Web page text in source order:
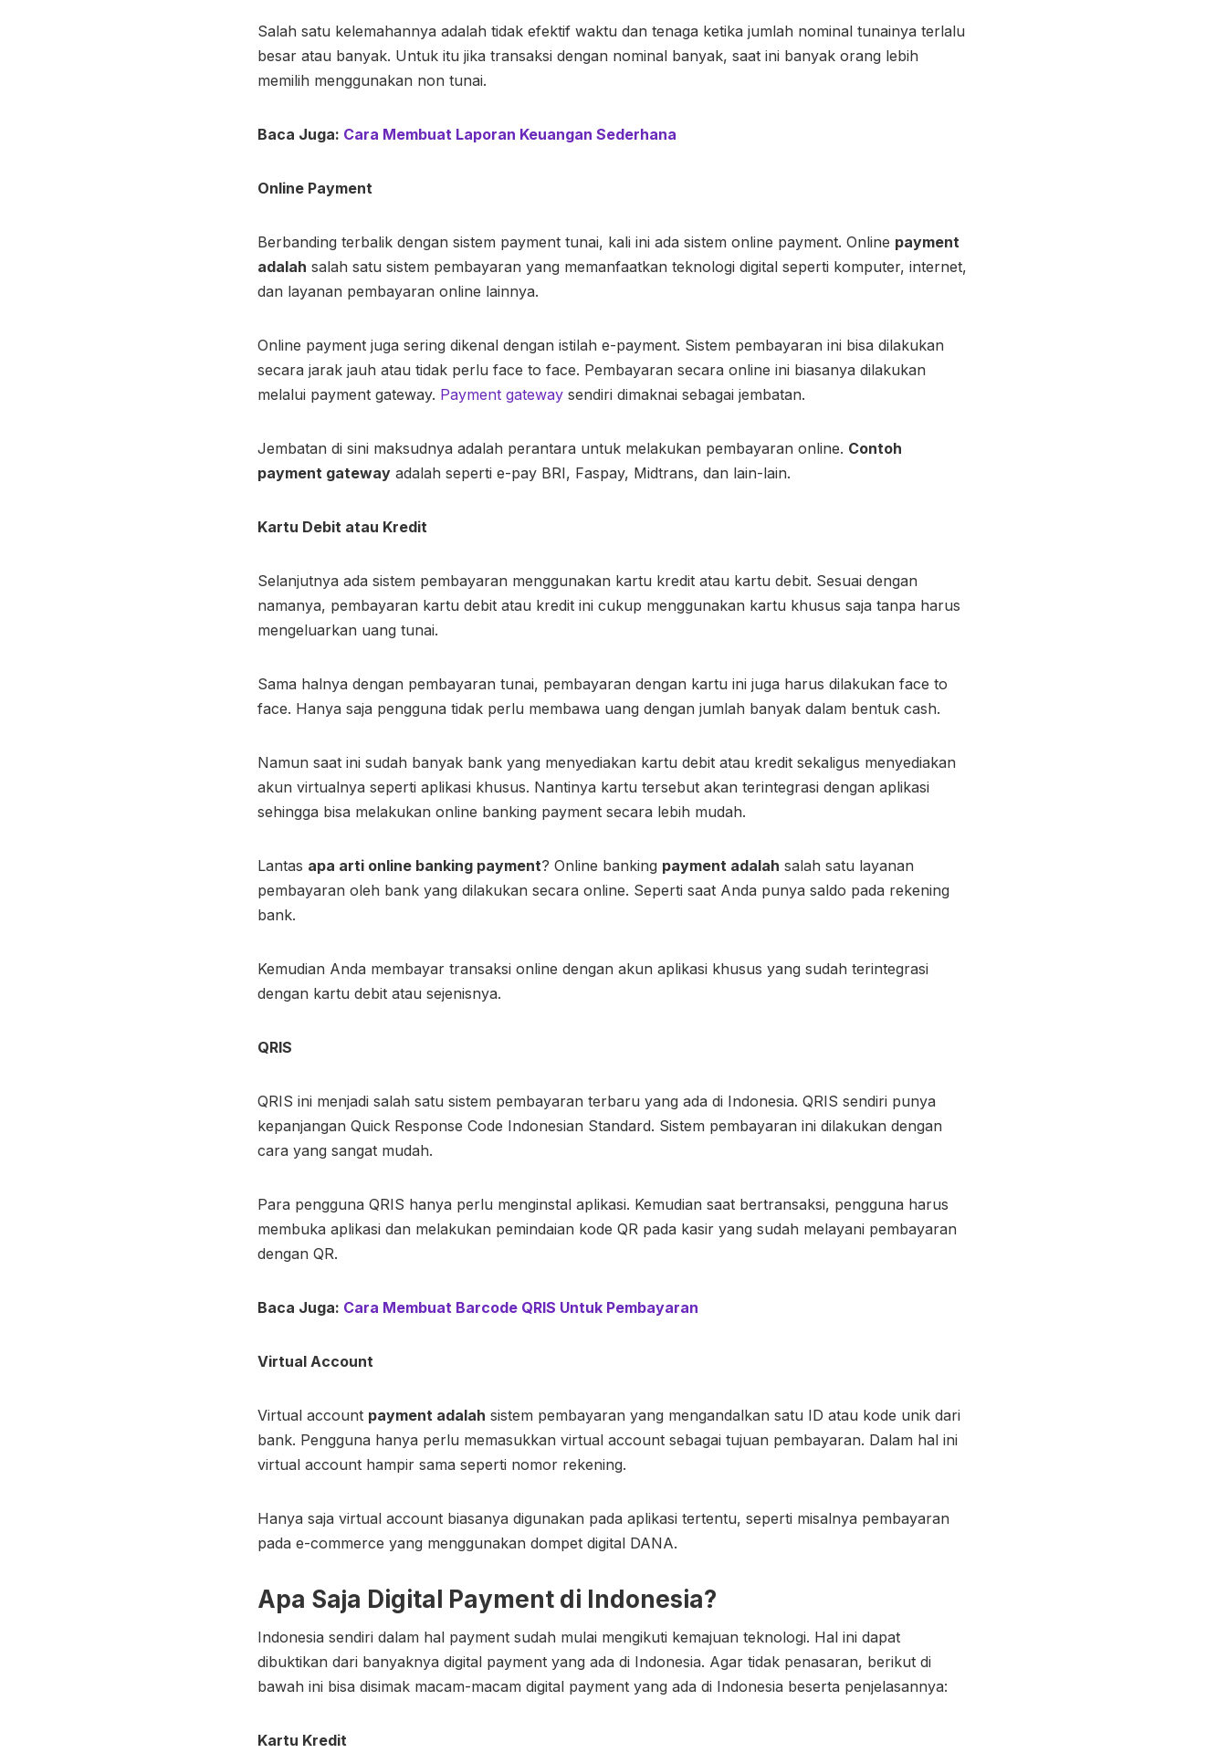
Salah satu kelemahannya adalah tidak efektif waktu dan tenaga ketika jumlah nominal tunainya terlalu
besar atau banyak. Untuk itu jika transaksi dengan nominal banyak, saat ini banyak orang lebih
memilih menggunakan non tunai.
Baca Juga: Cara Membuat Laporan Keuangan Sederhana
Online Payment
Berbanding terbalik dengan sistem payment tunai, kali ini ada sistem online payment. Online payment
adalah salah satu sistem pembayaran yang memanfaatkan teknologi digital seperti komputer, internet,
dan layanan pembayaran online lainnya.
Online payment juga sering dikenal dengan istilah e-payment. Sistem pembayaran ini bisa dilakukan
secara jarak jauh atau tidak perlu face to face. Pembayaran secara online ini biasanya dilakukan
melalui payment gateway. Payment gateway sendiri dimaknai sebagai jembatan.
Jembatan di sini maksudnya adalah perantara untuk melakukan pembayaran online. Contoh
payment gateway adalah seperti e-pay BRI, Faspay, Midtrans, dan lain-lain.
Kartu Debit atau Kredit
Selanjutnya ada sistem pembayaran menggunakan kartu kredit atau kartu debit. Sesuai dengan
namanya, pembayaran kartu debit atau kredit ini cukup menggunakan kartu khusus saja tanpa harus
mengeluarkan uang tunai.
Sama halnya dengan pembayaran tunai, pembayaran dengan kartu ini juga harus dilakukan face to
face. Hanya saja pengguna tidak perlu membawa uang dengan jumlah banyak dalam bentuk cash.
Namun saat ini sudah banyak bank yang menyediakan kartu debit atau kredit sekaligus menyediakan
akun virtualnya seperti aplikasi khusus. Nantinya kartu tersebut akan terintegrasi dengan aplikasi
sehingga bisa melakukan online banking payment secara lebih mudah.
Lantas apa arti online banking payment? Online banking payment adalah salah satu layanan
pembayaran oleh bank yang dilakukan secara online. Seperti saat Anda punya saldo pada rekening
bank.
Kemudian Anda membayar transaksi online dengan akun aplikasi khusus yang sudah terintegrasi
dengan kartu debit atau sejenisnya.
QRIS
QRIS ini menjadi salah satu sistem pembayaran terbaru yang ada di Indonesia. QRIS sendiri punya
kepanjangan Quick Response Code Indonesian Standard. Sistem pembayaran ini dilakukan dengan
cara yang sangat mudah.
Para pengguna QRIS hanya perlu menginstal aplikasi. Kemudian saat bertransaksi, pengguna harus
membuka aplikasi dan melakukan pemindaian kode QR pada kasir yang sudah melayani pembayaran
dengan QR.
Baca Juga: Cara Membuat Barcode QRIS Untuk Pembayaran
Virtual Account
Virtual account payment adalah sistem pembayaran yang mengandalkan satu ID atau kode unik dari
bank. Pengguna hanya perlu memasukkan virtual account sebagai tujuan pembayaran. Dalam hal ini
virtual account hampir sama seperti nomor rekening.
Hanya saja virtual account biasanya digunakan pada aplikasi tertentu, seperti misalnya pembayaran
pada e-commerce yang menggunakan dompet digital DANA.
Apa Saja Digital Payment di Indonesia?
Indonesia sendiri dalam hal payment sudah mulai mengikuti kemajuan teknologi. Hal ini dapat
dibuktikan dari banyaknya digital payment yang ada di Indonesia. Agar tidak penasaran, berikut di
bawah ini bisa disimak macam-macam digital payment yang ada di Indonesia beserta penjelasannya:
Kartu Kredit